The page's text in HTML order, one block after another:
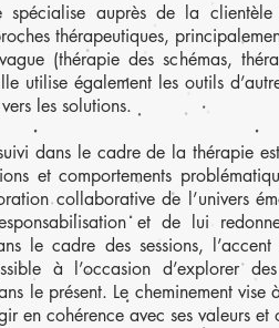
spécialise auprès de la
thérapeutiques,
(thérapie des schémas,
utilise également les outils
les solutions.
dans le cadre de la thérapie
et comportements
collaborative de l’univers
et de lui
le cadre des sessions,
à l’occasion d’explorer
le présent. Le cheminement
en cohérence avec ses valeurs et